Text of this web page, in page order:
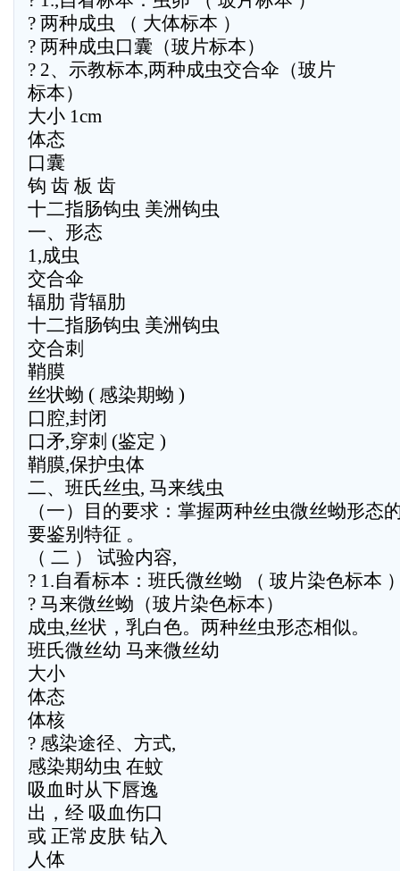
? 两种成虫 （ 大体标本 ）
? 两种成虫口囊（玻片标本）
? 2、示教标本,两种成虫交合伞（玻片
标本）
大小 1cm
体态
口囊
钩 齿 板 齿
十二指肠钩虫 美洲钩虫
一、形态
1,成虫
交合伞
辐肋 背辐肋
十二指肠钩虫 美洲钩虫
交合刺
鞘膜
丝状蚴 ( 感染期蚴 )
口腔,封闭
口矛,穿刺 (鉴定 )
鞘膜,保护虫体
二、班氏丝虫, 马来线虫
（一）目的要求：掌握两种丝虫微丝蚴形态
要鉴别特征 。
（ 二 ） 试验内容,
? 1.自看标本：班氏微丝蚴 （ 玻片染色标本
? 马来微丝蚴（玻片染色标本）
成虫,丝状，乳白色。两种丝虫形态相似。
班氏微丝幼 马来微丝幼
大小
体态
体核
? 感染途径、方式,
感染期幼虫 在蚊
吸血时从下唇逸
出，经 吸血伤口
或 正常皮肤 钻入
人体